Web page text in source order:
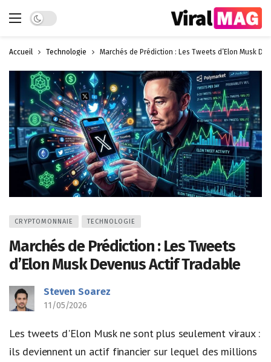
Dark mode
Accueil Technologie Marchés de Prédiction : Les Tweets d’Elon Musk
CRYPTOMONNAIE TECHNOLOGIE
Marchés de Prédiction : Les Tweets
d’Elon Musk Devenus Actif Tradable
Steven Soarez
11/05/2026
Les tweets d'Elon Musk ne sont plus seulement viraux :
ils deviennent un actif financier sur lequel des millions